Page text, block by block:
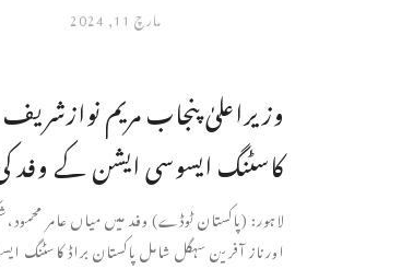
مارچ 11, 2024
وزیراعلیٰ پنجاب مریم
کاسٹنگ ایسوسی ایشن کے وفد
لاہور: (پاکستان ٹوڈے) وفد میں میاں عامر
اورناز آفرین سہگل شامل پاکستان براڈ کاسٹنگ